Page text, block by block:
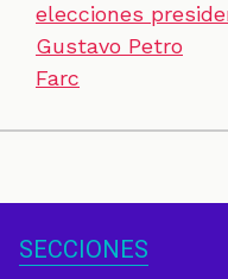
elecciones
Gustavo Petro
Farc
SECCIONES